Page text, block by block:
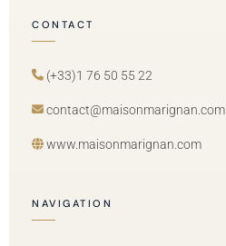
CONTACT
(+33)1 76 50 55 22
contact@maisonmarignan.com
www.maisonmarignan.com
NAVIGATION